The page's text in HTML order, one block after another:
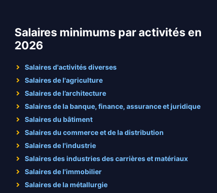
Salaires minimums par activités en
2026
Salaires d'activités diverses
Salaires de l'agriculture
Salaires de l’architecture
Salaires de la banque, finance, assurance et juridique
Salaires du bâtiment
Salaires du commerce et de la distribution
Salaires de l'industrie
Salaires des industries des carrières et matériaux
Salaires de l'immobilier
Salaires de la métallurgie